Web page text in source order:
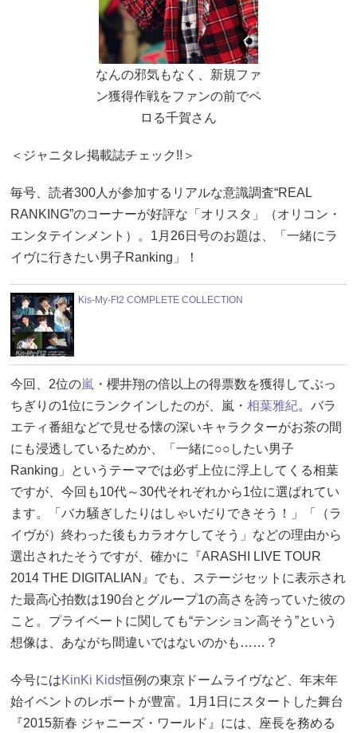
なんの邪気もなく、新規ファ
ン獲得作戦をファンの前でペ
ロる千賀さん
＜ジャニタレ掲載誌チェック!!＞
毎号、読者300人が参加するリアルな意識調査“REAL
RANKING”のコーナーが好評な「オリスタ」（オリコン・
エンタテインメント）。1月26日号のお題は、「一緒にラ
イヴに行きたい男子Ranking」！
Kis-My-Ft2 COMPLETE COLLECTION
今回、2位の嵐 ・櫻井翔の倍以上の得票数を獲得してぶっ
ちぎりの1位にランクインしたのが、嵐・ 相葉雅紀。バラ
エティ番組などで見せる懐の深いキャラクターがお茶の間
にも浸透しているためか、「一緒に○○したい男子
Ranking」というテーマでは必ず上位に浮上してくる相葉
ですが、今回も10代～30代それぞれから1位に選ばれてい
ます。「バカ騒ぎしたりはしゃいだりできそう！」「（ラ
イヴが）終わった後もカラオケしてそう」などの理由から
選出されたそうですが、確かに『ARASHI LIVE TOUR
2014 THE DIGITALIAN』でも、ステージセットに表示され
た最高心拍数は190台とグループ1の高さを誇っていた彼の
こと。プライベートに関しても“テンション高そう”という
想像は、あながち間違いではないのかも……？
今号にはKinKi Kids恒例の東京ドームライヴなど、年末年
始イベントのレポートが豊富。1月1日にスタートした舞台
『2015新春 ジャニーズ・ワールド』には、座長を務める